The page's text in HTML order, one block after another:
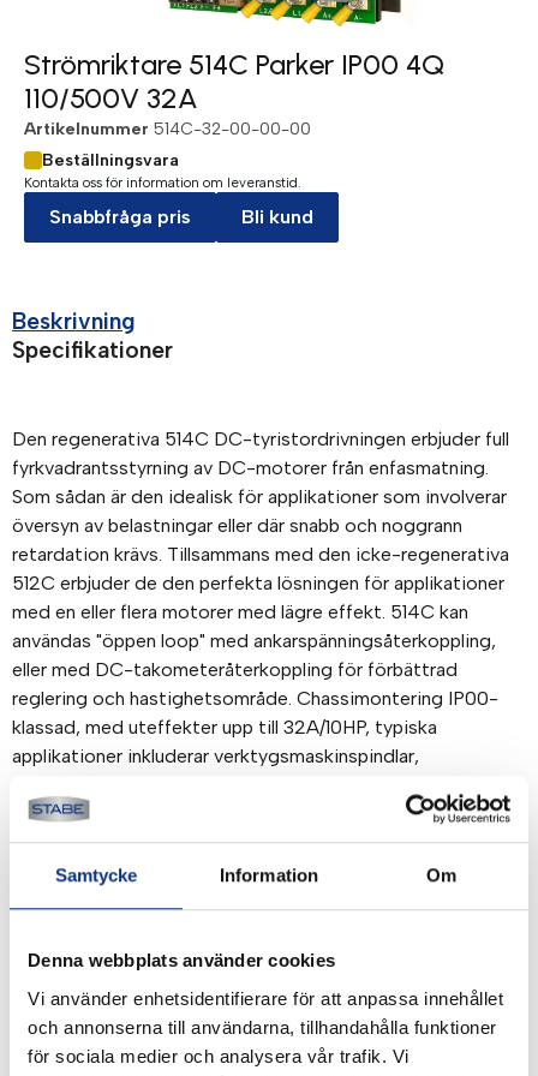
Samtycke Information Om
Denna webbplats använder cookies
Vi använder enhetsidentifierare för att anpassa innehållet
och annonserna till användarna, tillhandahålla funktioner
för sociala medier och analysera vår trafik. Vi
Strömriktare 514C Parker IP00 4Q
110/500V 32A
Artikelnummer 514C-32-00-00-00
Beställningsvara
Kontakta oss för information om leveranstid.
Snabbfråga pris Bli kund
Beskrivning
Specifikationer
Den regenerativa 514C DC-tyristordrivningen erbjuder full
fyrkvadrantsstyrning av DC-motorer från enfasmatning.
Som sådan är den idealisk för applikationer som involverar
översyn av belastningar eller där snabb och noggrann
retardation krävs. Tillsammans med den icke-regenerativa
512C erbjuder de den perfekta lösningen för applikationer
med en eller flera motorer med lägre effekt. 514C kan
användas "öppen loop" med ankarspänningsåterkoppling,
eller med DC-takometeråterkoppling för förbättrad
reglering och hastighetsområde. Chassimontering IP00-
klassad, med uteffekter upp till 32A/10HP, typiska
applikationer inkluderar verktygsmaskinspindlar,
• Val av 110…500 VAC AC-matning via jumpers
• CE-märkt och EMC-kompatibel
• Många systemfunktioner
• Extremt linjära kontrollslingor
Användarfaciliteter: